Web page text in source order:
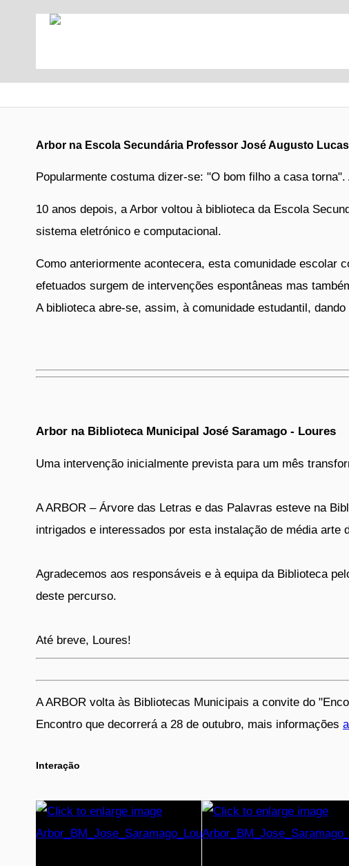
Arbor na Escola Secundária Professor José Augusto
Popularmente costuma dizer-se: "O bom filho a casa
10 anos depois, a Arbor voltou à biblioteca da Escola
sistema eletrónico e computacional.
Como anteriormente acontecera, esta comunidade escolar
efetuados surgem de intervenções espontâneas mas
A biblioteca abre-se, assim, à comunidade estudantil,
Arbor na Biblioteca Municipal José Saramago - Loures
Uma intervenção inicialmente prevista para um mês
A ARBOR – Árvore das Letras e das Palavras esteve na
intrigados e interessados por esta instalação de média arte
Agradecemos aos responsáveis e à equipa da Biblioteca
deste percurso.
Até breve, Loures!
A ARBOR volta às Bibliotecas Municipais a convite do
Encontro que decorrerá a 28 de outubro, mais informações
Interação